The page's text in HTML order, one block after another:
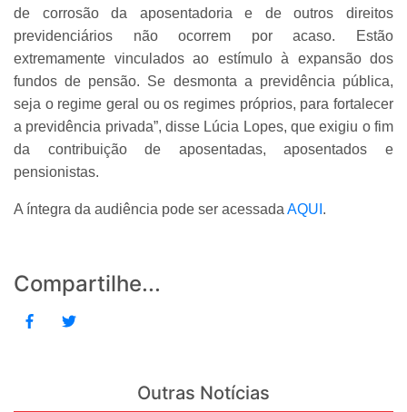
de corrosão da aposentadoria e de outros direitos
previdenciários não ocorrem por acaso. Estão
extremamente vinculados ao estímulo à expansão dos
fundos de pensão. Se desmonta a previdência pública,
seja o regime geral ou os regimes próprios, para fortalecer
a previdência privada”, disse Lúcia Lopes, que exigiu o fim
da contribuição de aposentadas, aposentados e
pensionistas.
A íntegra da audiência pode ser acessada AQUI .
Compartilhe...
Outras Notícias